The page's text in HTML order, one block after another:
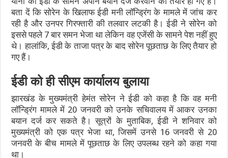
WTC Final Race 2025-27: भारत बनाम श्रीलंका टेस्ट सीरीज क्यों है
राष्ट्रीय हथकरघा दिवस 2026: पीएम मोदी ने की स्वदेशी अपनाने की
बता दें कि सोरेन के खिलाफ ईडी मनी लॉन्ड्रिंग के मामले में जांच कर
रही है और उनपर गिरफ्तारी की तलवार लटकी है। ईडी ने सोरेन को
इससे पहले 7 बार समन भेजा था लेकिन वह एजेंसी के सामने पेश नहीं हुए
थे। हालांकि, ईडी के ताजा पत्र के बाद सोरेन पूछताछ के लिए तैयार हो
गए हैं।
ईडी को ही सीएम कार्यालय बुलाया
झारखंड के मुख्यमंत्री हेमंत सोरेन ने ईडी को कहा है कि वह मनी
लॉन्ड्रिंग मामले में 20 जनवरी को उनके सचिवालय में आकर उनका
बयान दर्ज कर सकते है। सूत्रों के मुताबिक, ईडी ने शनिवार को
मुख्यमंत्री को एक पत्र भेजा था, जिसमें उनसे 16 जनवरी से 20
जनवरी के बीच मामले में पूछताछ के लिए उपलब्ध रहने को कहा गया
था।